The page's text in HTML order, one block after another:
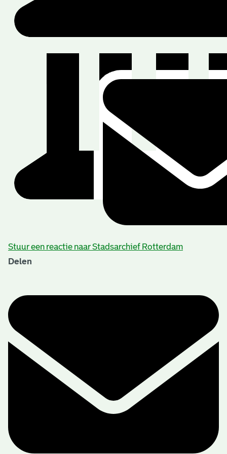
Stuur een reactie naar Stadsarchief Rotterdam
Delen